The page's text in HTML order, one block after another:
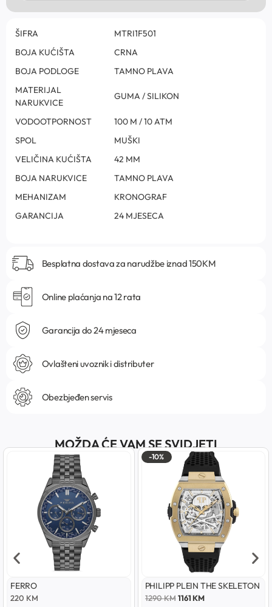
ŠIFRA
MTRI1F501
BOJA KUĆIŠTA
CRNA
BOJA PODLOGE
TAMNO PLAVA
MATERIJAL
NARUKVICE
GUMA / SILIKON
VODOOTPORNOST
100 M / 10 ATM
SPOL
MUŠKI
VELIČINA KUĆIŠTA
42 MM
BOJA NARUKVICE
TAMNO PLAVA
MEHANIZAM
KRONOGRAF
GARANCIJA
24 MJESECA
Besplatna dostava za narudžbe iznad 150KM
Online plaćanja na 12 rata
Garancija do 24 mjeseca
Ovlašteni uvoznik i distributer
Obezbjeđen servis
MOŽDA ĆE VAM SE SVIDJETI
FERRO
220 KM
-10%
PHILIPP PLEIN THE SKELETON
1290KM 1161KM